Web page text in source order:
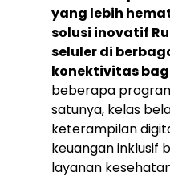
yang lebih
solusi inovatif
seluler di
konektivitas
beberapa
satunya, kelas
keterampilan
keuangan inklusif
layanan